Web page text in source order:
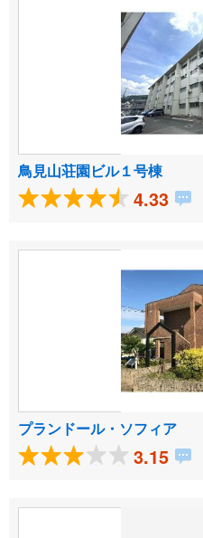
鳥見山荘園ビル１号棟
4.33
プランドール・ソフィア
3.15